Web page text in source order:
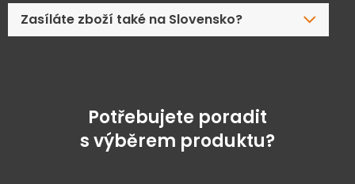
Zasíláte zboží také na Slovensko?
Potřebujete poradit
s výběrem produktu?